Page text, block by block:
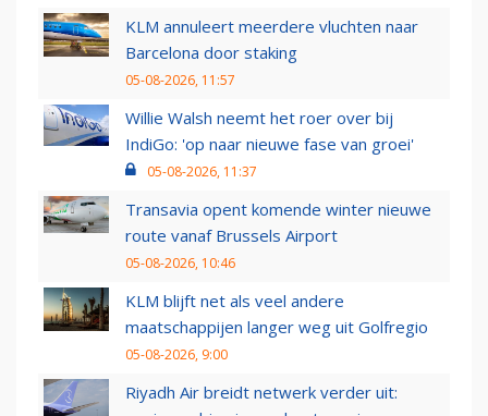
KLM annuleert meerdere vluchten naar
Barcelona door staking
05-08-2026, 11:57
Willie Walsh neemt het roer over bij
IndiGo: 'op naar nieuwe fase van groei'
05-08-2026, 11:37
Transavia opent komende winter nieuwe
route vanaf Brussels Airport
05-08-2026, 10:46
KLM blijft net als veel andere
maatschappijen langer weg uit Golfregio
05-08-2026, 9:00
Riyadh Air breidt netwerk verder uit: